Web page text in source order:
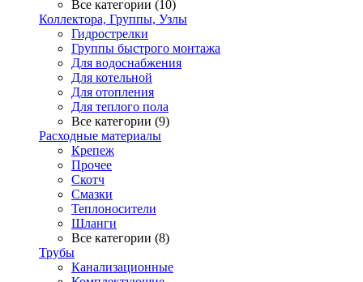
Все категории (10)
Коллектора, Группы, Узлы
Гидрострелки
Группы быстрого монтажа
Для водоснабжения
Для котельной
Для отопления
Для теплого пола
Все категории (9)
Расходные материалы
Крепеж
Прочее
Скотч
Смазки
Теплоносители
Шланги
Все категории (8)
Трубы
Канализационные